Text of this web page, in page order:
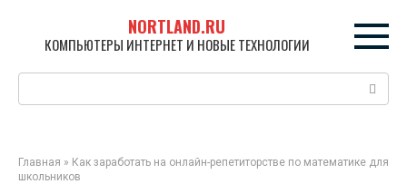
контенту
NORTLAND.RU
КОМПЬЮТЕРЫ ИНТЕРНЕТ И НОВЫЕ ТЕХНОЛОГИИ
Главная » Как заработать на онлайн-репетиторстве по математике для
школьников